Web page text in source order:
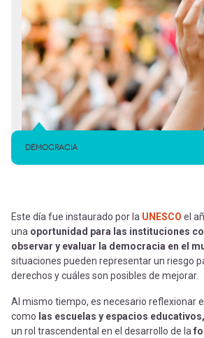
mi
cuenta
DEMOCRACIA
Este día fue instaurado por la UNESCO el
una oportunidad para las instituciones
observar y evaluar la democracia en el
situaciones pueden representar un riesgo
derechos y cuáles son posibles de mejorar.
Al mismo tiempo, es necesario reflexionar
como las escuelas y espacios educativos,
un rol trascendental en el desarrollo de la